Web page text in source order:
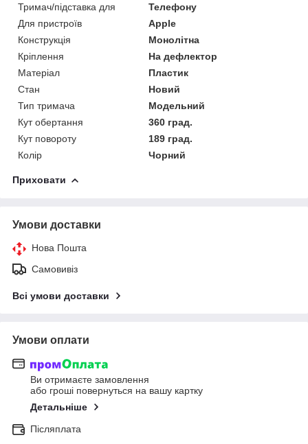
Тримач/підставка для
Телефону
Для пристроїв
Apple
Конструкція
Монолітна
Кріплення
На дефлектор
Матеріал
Пластик
Стан
Новий
Тип тримача
Модельний
Кут обертання
360 град.
Кут повороту
189 град.
Колір
Чорний
Приховати
Умови доставки
Нова Пошта
Самовивіз
Всі умови доставки
Умови оплати
Ви отримаєте замовлення
або гроші повернуться на вашу картку
Детальніше
Післяплата